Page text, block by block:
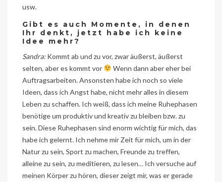
usw.
Gibt es auch Momente, in denen
Ihr denkt, jetzt habe ich keine
Idee mehr?
Sandra: Kommt ab und zu vor, zwar äußerst, äußerst
selten, aber es kommt vor
Wenn dann aber eher bei
Auftragsarbeiten. Ansonsten habe ich noch so viele
Ideen, dass ich Angst habe, nicht mehr alles in diesem
Leben zu schaffen. Ich weiß, dass ich meine Ruhephasen
benötige um produktiv und kreativ zu bleiben bzw. zu
sein. Diese Ruhephasen sind enorm wichtig für mich, das
habe ich gelernt. Ich nehme mir Zeit für mich, um in der
Natur zu sein, Sport zu machen, Freunde zu treffen,
alleine zu sein, zu meditieren, zu lesen… Ich versuche auf
meinen Körper zu hören, dieser zeigt mir, was er gerade